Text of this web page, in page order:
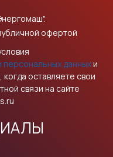
офертой
персональных данныхи
оставляете свои
связи на сайте